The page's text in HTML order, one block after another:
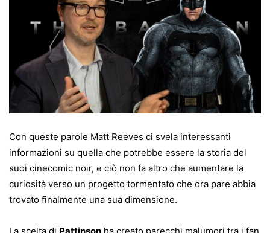
Con queste parole Matt Reeves ci svela interessanti
informazioni su quella che potrebbe essere la storia del
suoi cinecomic noir, e ciò non fa altro che aumentare la
curiosità verso un progetto tormentato che ora pare abbia
trovato finalmente una sua dimensione.
La scelta di Pattinson ha creato parecchi malumori tra i fan